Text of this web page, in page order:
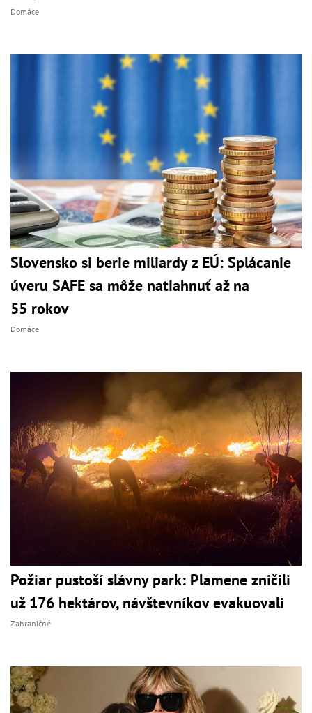
Domáce
Slovensko si berie miliardy z EÚ: Splácanie
úveru SAFE sa môže natiahnuť až na
55 rokov
Domáce
Požiar pustoší slávny park: Plamene zničili
už 176 hektárov, návštevníkov evakuovali
Zahraničné